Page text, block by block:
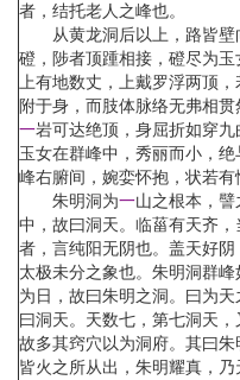
者，结托老人之峰也。
从黄龙洞后以上，路皆壁
磴，陟者顶踵相接，磴尽为
上有地数丈，上戴罗浮两顶
附于身，而肢体脉络无弗相
一岩可达绝顶，身屈折如穿九
玉女在群峰中，秀丽而小，
峰右腑间，婉娈怀抱，状若有
朱明洞为一山之根本，
中，故曰洞天。临菑有天齐
者，言纯阳无阴也。盖天好
太极未分之象也。朱明洞群
为日，故曰朱明之洞。曰为
曰洞天。天数七，第七洞天
故多其窍穴以为洞府。其曰
皆火之所从出，朱明耀真，